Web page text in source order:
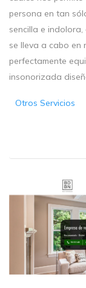
persona en tan
sencilla e
se lleva a cabo en
perfectamente
insonorizada
Otros Servicios